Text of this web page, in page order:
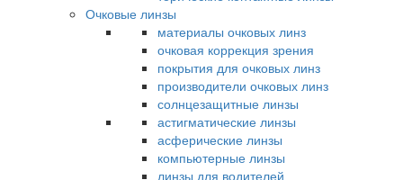
Очковые линзы
материалы очковых линз
очковая коррекция зрения
покрытия для очковых линз
производители очковых линз
солнцезащитные линзы
астигматические линзы
асферические линзы
компьютерные линзы
линзы для водителей